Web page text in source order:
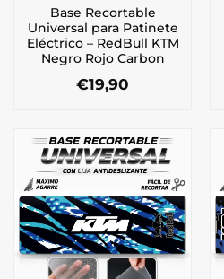
Base Recortable
Universal para Patinete
Eléctrico – RedBull KTM
Negro Rojo Carbon
€19,90